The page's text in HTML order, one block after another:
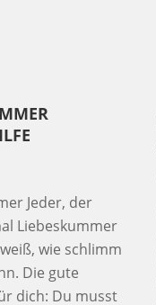
Jeder, der
Liebeskummer
wie schlimm
Die gute
dich: Du musst